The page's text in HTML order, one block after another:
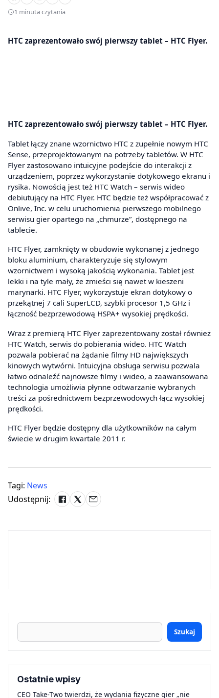
1 minuta czytania
HTC zaprezentowało swój pierwszy tablet – HTC Flyer.
HTC zaprezentowało swój pierwszy tablet – HTC Flyer.
Tablet łączy znane wzornictwo HTC z zupełnie nowym HTC
Sense, przeprojektowanym na potrzeby tabletów. W HTC
Flyer zastosowano intuicyjne podejście do interakcji z
urządzeniem, poprzez wykorzystanie dotykowego ekranu i
rysika. Nowością jest też HTC Watch – serwis wideo
debiutujący na HTC Flyer. HTC będzie też współpracować z
Onlive, Inc. w celu uruchomienia pierwszego mobilnego
serwisu gier opartego na „chmurze”, dostępnego na
tablecie.
HTC Flyer, zamknięty w obudowie wykonanej z jednego
bloku aluminium, charakteryzuje się stylowym
wzornictwem i wysoką jakością wykonania. Tablet jest
lekki i na tyle mały, że zmieści się nawet w kieszeni
marynarki. HTC Flyer, wykorzystuje ekran dotykowy o
przekątnej 7 cali SuperLCD, szybki procesor 1,5 GHz i
łączność bezprzewodową HSPA+ wysokiej prędkości.
Wraz z premierą HTC Flyer zaprezentowany został również
HTC Watch, serwis do pobierania wideo. HTC Watch
pozwala pobierać na żądanie filmy HD największych
kinowych wytwórni. Intuicyjna obsługa serwisu pozwala
łatwo odnaleźć najnowsze filmy i wideo, a zaawansowana
technologia umożliwia płynne odtwarzanie wybranych
treści za pośrednictwem bezprzewodowych łącz wysokiej
prędkości.
HTC Flyer będzie dostępny dla użytkowników na całym
świecie w drugim kwartale 2011 r.
Tagi: News
Udostępnij:
Szukaj
Ostatnie wpisy
CEO Take-Two twierdzi, że wydania fizyczne gier „nie